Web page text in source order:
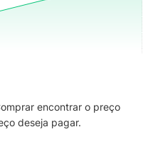
encontrar o preço
deseja pagar.